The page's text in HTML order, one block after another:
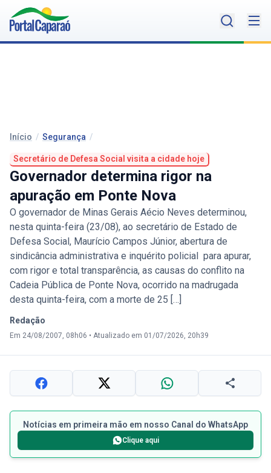
Início / Segurança /
Secretário de Defesa Social visita a cidade hoje
Governador determina rigor na
apuração em Ponte Nova
O governador de Minas Gerais Aécio Neves determinou,
nesta quinta-feira (23/08), ao secretário de Estado de
Defesa Social, Maurício Campos Júnior, abertura de
sindicância administrativa e inquérito policial para apurar,
com rigor e total transparência, as causas do conflito na
Cadeia Pública de Ponte Nova, ocorrido na madrugada
desta quinta-feira, com a morte de 25 […]
Redação
Em 24/08/2007, 08h06 • Atualizado em 01/07/2026, 20h39
Notícias em primeira mão em nosso Canal do WhatsApp
Clique aqui